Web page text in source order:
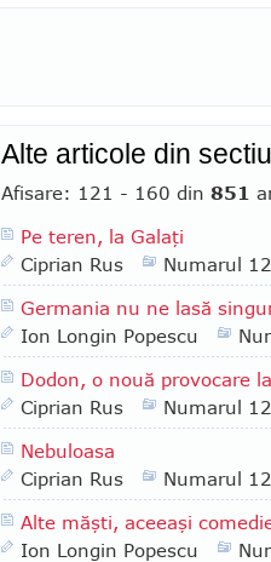
Alte articole din
Afisare: 121 - 160 din 851
Pe teren, la Galaţi
Ciprian Rus
Numarul
Germania nu ne lasă
Ion Longin Popescu
Dodon, o nouă provocare
Ciprian Rus
Numarul
Nebuloasa
Ciprian Rus
Numarul
Alte măşti, aceeaşi
Ion Longin Popescu